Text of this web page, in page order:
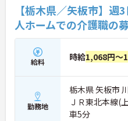
【栃木県／矢板市】
人ホームでの介護職の
給料 時給1,068円～
勤務地
栃木県 矢板市
ＪＲ東北本線(
車5分